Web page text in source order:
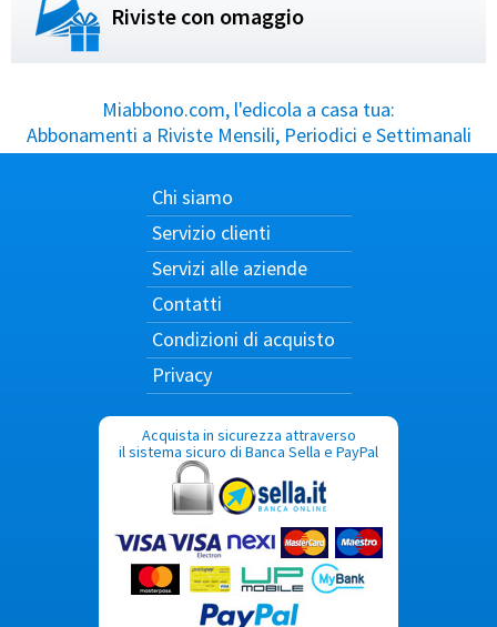
Riviste con omaggio
Miabbono.com, l'edicola a casa tua:
Abbonamenti a Riviste Mensili, Periodici e Settimanali
Chi siamo
Servizio clienti
Servizi alle aziende
Contatti
Condizioni di acquisto
Privacy
Acquista in sicurezza attraverso
il sistema sicuro di Banca Sella e PayPal